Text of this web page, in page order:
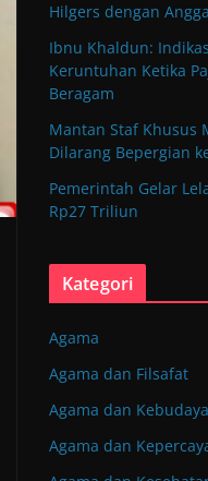
Hilgers dengan
Ibnu Khaldun:
Keruntuhan Ketika
Beragam
Mantan Staf Khusus
Dilarang Bepergian
Pemerintah Gelar
Rp27 Triliun
Kategori
Agama
Agama dan Filsafat
Agama dan
Agama dan